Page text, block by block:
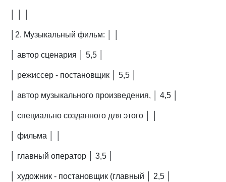
│2. Музыкальный фильм: │ │
│ автор сценария │ 5,5 │
│ режиссер - постановщик │ 5,5 │
│ автор музыкального произведения, │ 4,5 │
│ специально созданного для этого │ │
│ фильма │ │
│ главный оператор │ 3,5 │
│ художник - постановщик (главный │ 2,5 │